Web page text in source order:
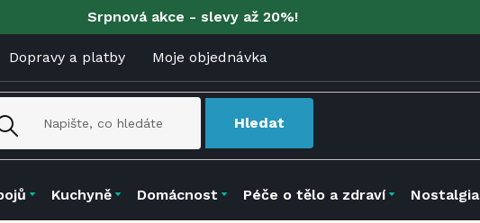
Srpnová akce - slevy až 20%!
Dopravy a platby Moje objednávka
Hledat
Kuchyně Domácnost Péče o tělo a zdraví Nostalgia